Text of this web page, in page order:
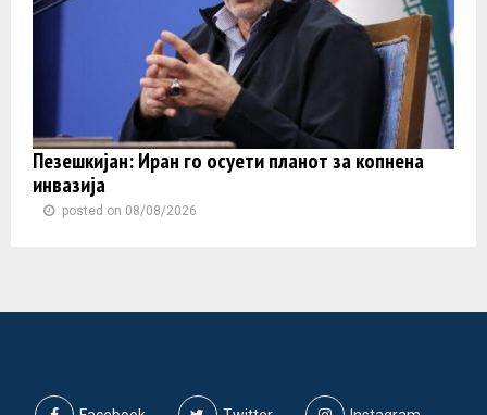
Пезешкијан: Иран го осуети планот за копнена
инвазија
posted on 08/08/2026